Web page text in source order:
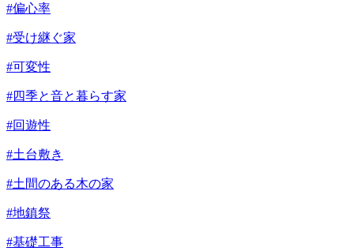
#偏心率
#受け継ぐ家
#可変性
#四季と音と暮らす家
#回遊性
#土台敷き
#土間のある木の家
#地鎮祭
#基礎工事